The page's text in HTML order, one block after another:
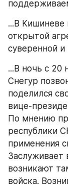
...В Кишиневе
открытой
суверенной
...В ночь с 20
Снегур
поделился
вице-
По мнению
республики
применения
Заслуживает
возникают
войска.